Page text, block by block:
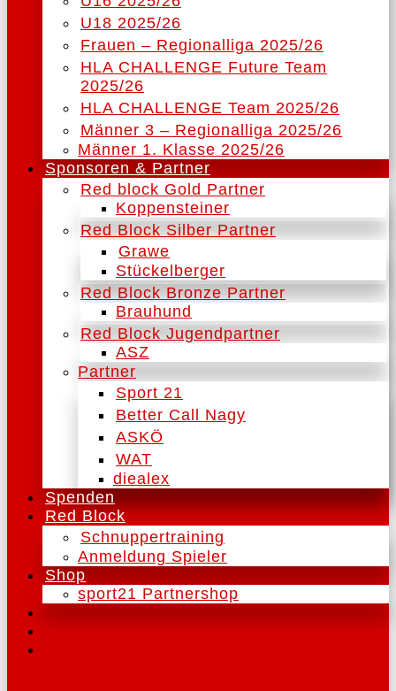
U18 2025/26
Frauen – Regionalliga 2025/26
HLA CHALLENGE Future Team
2025/26
HLA CHALLENGE Team 2025/26
Männer 3 – Regionalliga 2025/26
Männer 1. Klasse 2025/26
Sponsoren & Partner
Red block Gold Partner
Koppensteiner
Red Block Silber Partner
Grawe
Stückelberger
Red Block Bronze Partner
Brauhund
Red Block Jugendpartner
ASZ
Partner
Sport 21
Better Call Nagy
ASKÖ
WAT
diealex
Spenden
Red Block
Schnuppertraining
Anmeldung Spieler
Shop
sport21 Partnershop